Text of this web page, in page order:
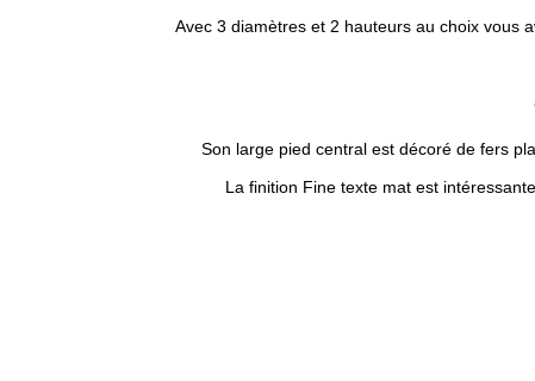
Avec 3 diamètres et 2 hauteurs au choix vous
Son large pied central est décoré de fers
La finition Fine texte mat est